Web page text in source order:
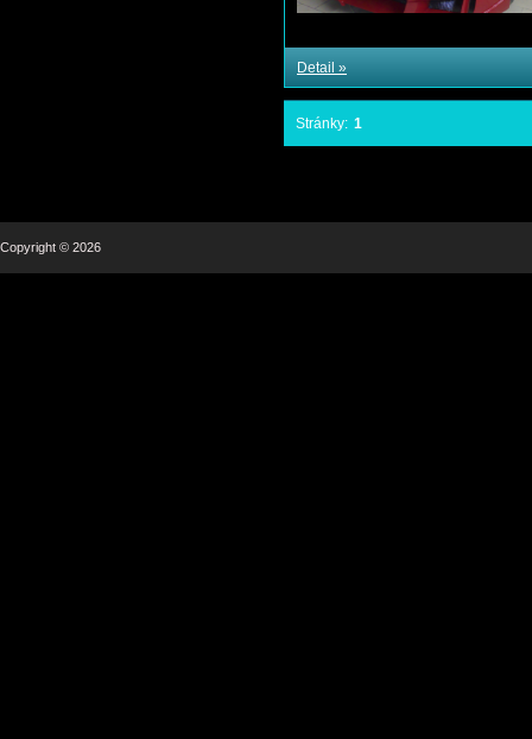
Detail »
Stránky: 1
Copyright © 2026